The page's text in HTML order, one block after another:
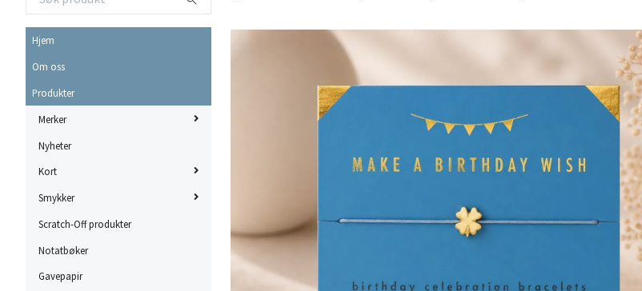
Hjem
Om oss
Produkter
Merker
Nyheter
Kort
Smykker
Scratch-Off produkter
Notatbøker
Gavepapir